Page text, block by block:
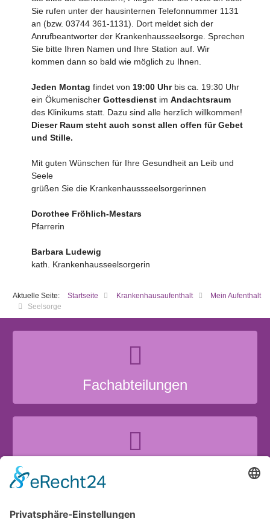
Sie rufen unter der hausinternen Telefonnummer 1131
an (bzw. 03744 361-1131). Dort meldet sich der
Anrufbeantworter der Krankenhausseelsorge. Sprechen
Sie bitte Ihren Namen und Ihre Station auf. Wir
kommen dann so bald wie möglich zu Ihnen.
Jeden Montag findet von 19:00 Uhrbis ca. 19:30 Uhr
ein Ökumenischer Gottesdienst im Andachtsraum
des Klinikums statt. Dazu sind alle herzlich willkommen!
Dieser Raum steht auch sonst allen offen für Gebet
und Stille.
Mit guten Wünschen für Ihre Gesundheit an Leib und
Seele
grüßen Sie die Krankenhaussseelsorgerinnen
Dorothee Fröhlich-Mestars
Pfarrerin
Barbara Ludewig
kath. Krankenhausseelsorgerin
Aktuelle Seite: Startseite Krankenhausaufenthalt
Mein Aufenthalt
Seelsorge
Fachabteilungen